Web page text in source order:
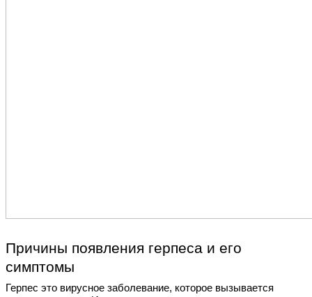
Причины появления герпеса и его
симптомы
Герпес это вирусное заболевание, которое вызывается